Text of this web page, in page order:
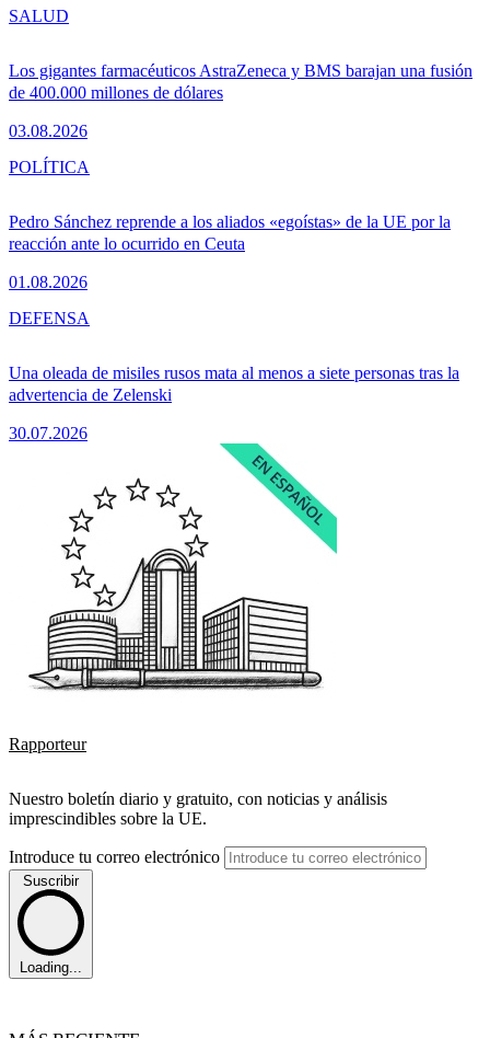
Los gigantes farmacéuticos AstraZeneca y BMS barajan una fusión
de 400.000 millones de dólares
03.08.2026
SALUD
Pedro Sánchez reprende a los aliados «egoístas» de la UE por la
reacción ante lo ocurrido en Ceuta
01.08.2026
POLÍTICA
Una oleada de misiles rusos mata al menos a siete personas tras la
advertencia de Zelenski
30.07.2026
DEFENSA
Rapporteur
Nuestro boletín diario y gratuito, con noticias y análisis
imprescindibles sobre la UE.
Introduce tu correo electrónico
Suscribir
Loading...